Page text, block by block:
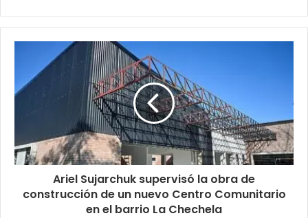
Ariel Sujarchuk supervisó la obra de
construcción de un nuevo Centro Comunitario
en el barrio La Chechela